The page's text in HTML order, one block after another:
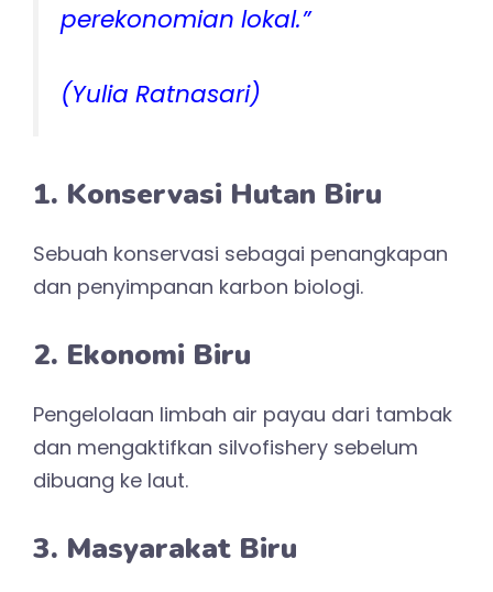
perekonomian lokal.”
(Yulia Ratnasari)
1. Konservasi Hutan Biru
Sebuah konservasi sebagai penangkapan
dan penyimpanan karbon biologi.
2. Ekonomi Biru
Pengelolaan limbah air payau dari tambak
dan mengaktifkan silvofishery sebelum
dibuang ke laut.
3. Masyarakat Biru